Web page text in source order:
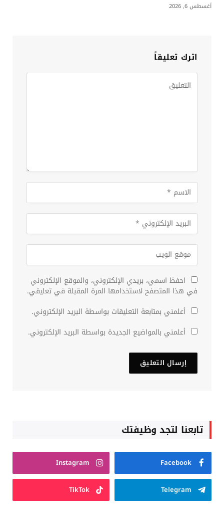
أغسطس 6, 2026
اترك تعليقاً
احفظ اسمي، بريدي الإلكتروني، والموقع الإلكتروني
في هذا المتصفح لاستخدامها المرة المقبلة في تعليقي.
أعلمني بمتابعة التعليقات بواسطة البريد الإلكتروني.
أعلمني بالمواضيع الجديدة بواسطة البريد الإلكتروني.
تابعنا لتجد وظيفتك
Facebook
Instagram
Telegram
TikTok